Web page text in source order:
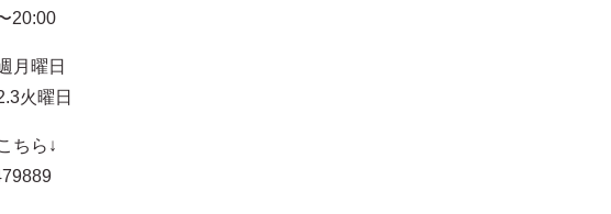
20:00
月曜日
曜日
ちら↓